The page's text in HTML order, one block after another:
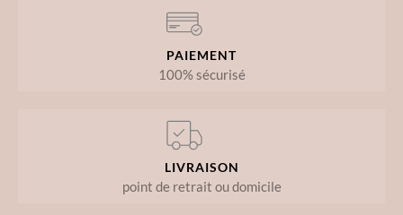
PAIEMENT
100% sécurisé
LIVRAISON
point de retrait ou domicile